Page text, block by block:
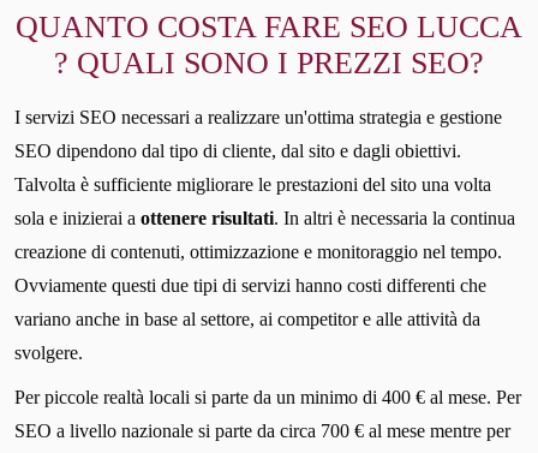
QUANTO COSTA FARE SEO LUCCA
? QUALI SONO I PREZZI SEO?
I servizi SEO necessari a realizzare un'ottima strategia e gestione
SEO dipendono dal tipo di cliente, dal sito e dagli obiettivi.
Talvolta è sufficiente migliorare le prestazioni del sito una volta
sola e inizierai a ottenere risultati. In altri è necessaria la continua
creazione di contenuti, ottimizzazione e monitoraggio nel tempo.
Ovviamente questi due tipi di servizi hanno costi differenti che
variano anche in base al settore, ai competitor e alle attività da
svolgere.
Per piccole realtà locali si parte da un minimo di 400 € al mese. Per
SEO a livello nazionale si parte da circa 700 € al mese mentre per